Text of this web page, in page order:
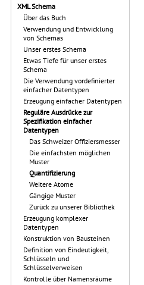
XML Schema
Über das Buch
Verwendung und Entwicklung
von Schemas
Unser erstes Schema
Etwas Tiefe für unser erstes
Schema
Die Verwendung vordefinierter
einfacher Datentypen
Erzeugung einfacher Datentypen
Reguläre Ausdrücke zur
Spezifikation einfacher
Datentypen
Das Schweizer Offiziersmesser
Die einfachsten möglichen
Muster
Quantifizierung
Weitere Atome
Gängige Muster
Zurück zu unserer Bibliothek
Erzeugung komplexer
Datentypen
Konstruktion von Bausteinen
Definition von Eindeutigkeit,
Schlüsseln und
Schlüsselverweisen
Kontrolle über Namensräume